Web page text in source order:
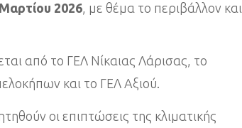
2026, με θέμα το περιβάλλον και
από το ΓΕΛ Νίκαιας Λάρισας, το
και το ΓΕΛ Αξιού.
οι επιπτώσεις της κλιματικής